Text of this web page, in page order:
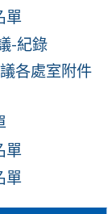
單
-紀錄
各處室附件
單
單